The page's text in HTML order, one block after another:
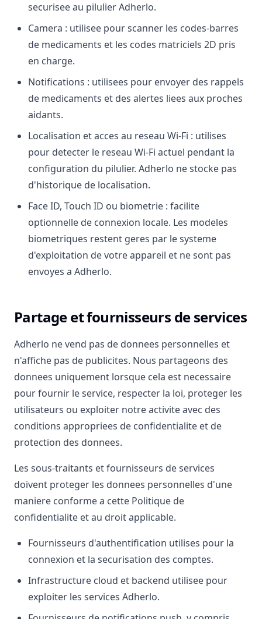
securisee au pilulier Adherlo.
Camera : utilisee pour scanner les codes-barres
de medicaments et les codes matriciels 2D pris
en charge.
Notifications : utilisees pour envoyer des rappels
de medicaments et des alertes liees aux proches
aidants.
Localisation et acces au reseau Wi-Fi : utilises
pour detecter le reseau Wi-Fi actuel pendant la
configuration du pilulier. Adherlo ne stocke pas
d'historique de localisation.
Face ID, Touch ID ou biometrie : facilite
optionnelle de connexion locale. Les modeles
biometriques restent geres par le systeme
d'exploitation de votre appareil et ne sont pas
envoyes a Adherlo.
Partage et fournisseurs de services
Adherlo ne vend pas de donnees personnelles et
n'affiche pas de publicites. Nous partageons des
donnees uniquement lorsque cela est necessaire
pour fournir le service, respecter la loi, proteger les
utilisateurs ou exploiter notre activite avec des
conditions appropriees de confidentialite et de
protection des donnees.
Les sous-traitants et fournisseurs de services
doivent proteger les donnees personnelles d'une
maniere conforme a cette Politique de
confidentialite et au droit applicable.
Fournisseurs d'authentification utilises pour la
connexion et la securisation des comptes.
Infrastructure cloud et backend utilisee pour
exploiter les services Adherlo.